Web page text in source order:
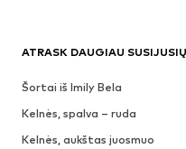
ATRASK DAUGIAU
Šortai iš Imily Bela
Kelnės, spalva – ruda
Kelnės, aukštas juosmuo